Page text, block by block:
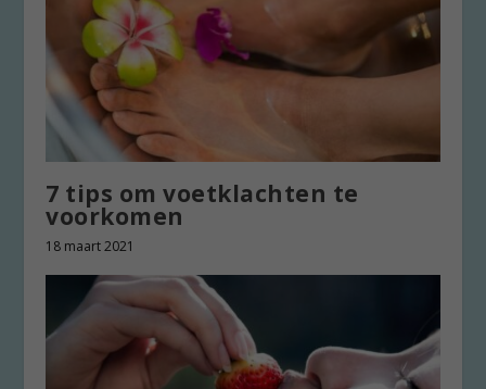
7 tips om voetklachten te
voorkomen
18 maart 2021